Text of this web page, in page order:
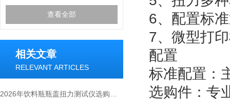
查看全部
相关文章
RELEVANT ARTICLES
6、配置标
7、微型打
配置
标准配置：
选购件：专